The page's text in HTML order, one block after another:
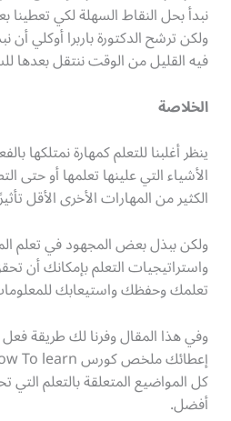
نبدأ بحل النقاط السهلة لكي تعطينا
ولكن ترشح الدكتورة باربرا أوكلي
فيه القليل من الوقت ننتقل بعدها
الخلاصة
ينظر أغلبنا للتعلم كمهارة نمتلكها
الأشياء التي علينها تعلمها أو حتى
الكثير من المهارات الأخرى الأقل
ولكن ببذل بعض المجهود في تعلم
واستراتيجيات التعلم بإمكانك أن
تعلمك وحفظك واستيعابك
وفي هذا المقال وفرنا لك طريقة
كل المواضيع المتعلقة بالتعلم التي
أفضل.